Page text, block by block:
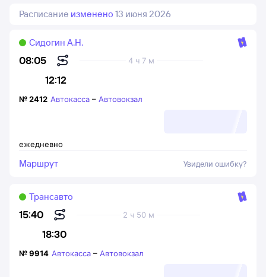
Расписание изменено 13 июня 2026
08:05
12:12
4 ч 7 м
Сидогин А.Н.
ежедневно
№2412 Автокасса – Автовокзал
Маршрут Увидели ошибку?
15:40
18:30
2 ч 50 м
Трансавто
№9914 Автокасса – Автовокзал